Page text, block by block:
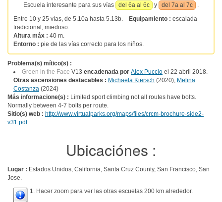
Escuela interesante para sus vías
del 6a al 6c y del 7a al 7c
.
Entre 10 y 25 vías, de 5.10a hasta 5.13b.
Equipamiento : escalada
tradicional, miedoso.
Altura máx : 40 m.
Entorno : pie de las vías correcto para los niños.
Problema(s) mítico(s) :
Green in the Face V13 encadenada por Alex Puccio el 22 abril 2018.
Otras ascensiones destacables : Michaela Kiersch (2020), Melina
Costanza (2024)
Más informacione(s) : Limited sport climbing not all routes have bolts.
Normally between 4-7 bolts per route.
Sitio(s) web : http://www.virtualparks.org/maps/files/crcm-brochure-side2-
v31.pdf
Ubicaciónes :
Lugar : Estados Unidos, California, Santa Cruz County, San Francisco, San
Jose.
1. Hacer zoom para ver las otras escuelas 200 km alrededor.